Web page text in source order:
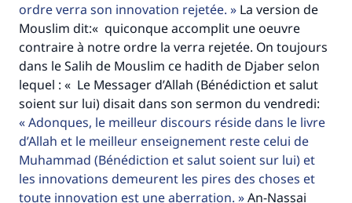
ordre verra son innovation rejetée.
La version de
Mouslim dit:« quiconque accomplit une oeuvre
contraire à notre ordre la verra rejetée. On toujours
dans le Salih de Mouslim ce hadith de Djaber selon
lequel : « Le Messager d’Allah (Bénédiction et salut
soient sur lui) disait dans son sermon du vendredi:
Adonques, le meilleur discours réside dans le livre
d’Allah et le meilleur enseignement reste celui de
Muhammad (Bénédiction et salut soient sur lui) et
les innovations demeurent les pires des choses et
toute innovation est une aberration.
An-Nassai
(MOUSLIM 1893)
Soutenez IslamQA